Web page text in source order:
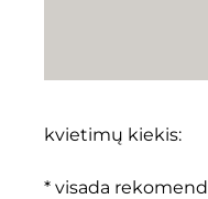
kvietimų kiekis:
* visada